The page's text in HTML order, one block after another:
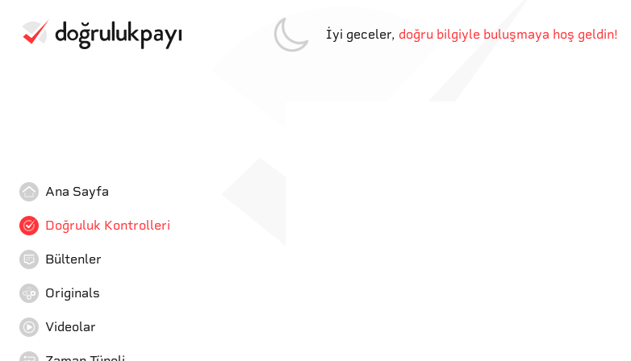
İyi geceler, doğru bilgiyle buluşmaya hoş geldin!
Ana Sayfa
Doğruluk Kontrolleri
Bültenler
Originals
Videolar